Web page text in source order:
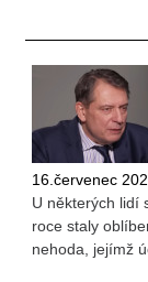
16.červenec
U některých lidí
roce staly
nehoda, jejímž